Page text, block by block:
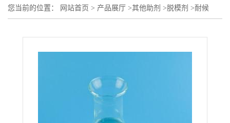
您当前的位置： 网站首页 > 产品展厅 >其他助剂 >脱模剂 >耐候